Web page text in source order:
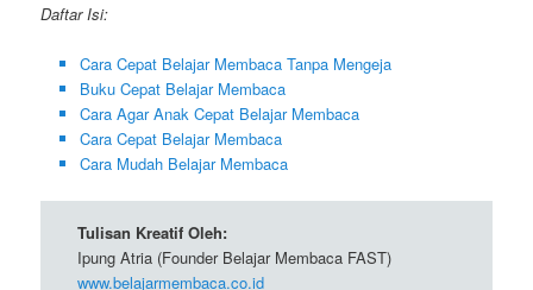
Daftar Isi:
Cara Cepat Belajar Membaca Tanpa Mengeja
Buku Cepat Belajar Membaca
Cara Agar Anak Cepat Belajar Membaca
Cara Cepat Belajar Membaca
Cara Mudah Belajar Membaca
Tulisan Kreatif Oleh:
Ipung Atria (Founder Belajar Membaca FAST)
www.belajarmembaca.co.id